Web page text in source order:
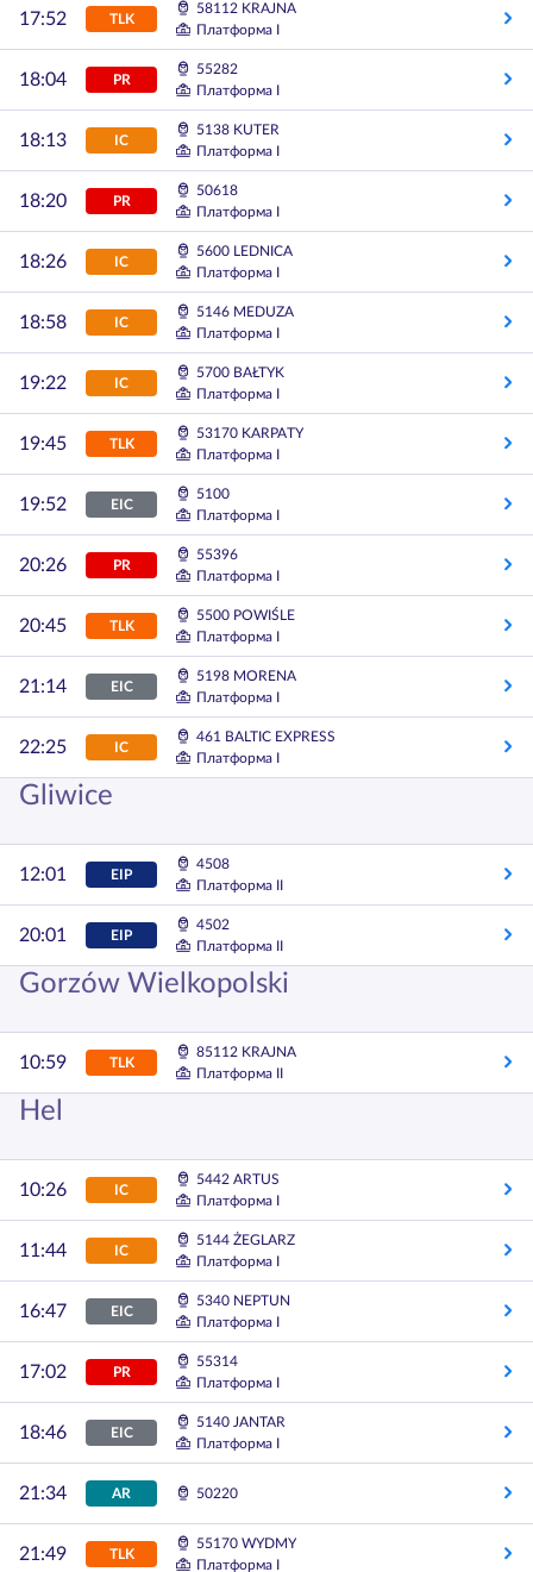
17:52 TLK
58112 KRAJNA
Платформа I
18:04 PR
55282
Платформа I
18:13 IC
5138 KUTER
Платформа I
18:20 PR
50618
Платформа I
18:26 IC
5600 LEDNICA
Платформа I
18:58 IC
5146 MEDUZA
Платформа I
19:22 IC
5700 BAŁTYK
Платформа I
19:45 TLK
53170 KARPATY
Платформа I
19:52 EIC
5100
Платформа I
20:26 PR
55396
Платформа I
20:45 TLK
5500 POWIŚLE
Платформа I
21:14 EIC
5198 MORENA
Платформа I
22:25 IC
461 BALTIC EXPRESS
Платформа I
Gliwice
12:01 EIP
4508
Платформа II
20:01 EIP
4502
Платформа II
Gorzów Wielkopolski
10:59 TLK
85112 KRAJNA
Платформа II
Hel
10:26 IC
5442 ARTUS
Платформа I
11:44 IC
5144 ŻEGLARZ
Платформа I
16:47 EIC
5340 NEPTUN
Платформа I
17:02 PR
55314
Платформа I
18:46 EIC
5140 JANTAR
Платформа I
21:34 AR 50220
21:49 TLK
55170 WYDMY
Платформа I